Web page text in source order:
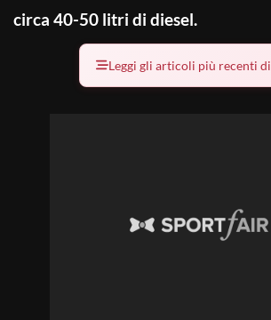
circa 40-50 litri di diesel.
Leggi gli articoli più recenti di